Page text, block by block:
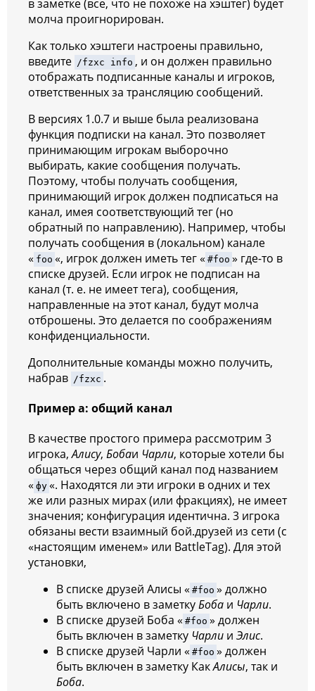
в заметке (все, что не похоже на хэштег) будет
молча проигнорирован.
Как только хэштеги настроены правильно,
введите /fzxc info , и он должен правильно
отображать подписанные каналы и игроков,
ответственных за трансляцию сообщений.
В версиях 1.0.7 и выше была реализована
функция подписки на канал. Это позволяет
принимающим игрокам выборочно
выбирать, какие сообщения получать.
Поэтому, чтобы получать сообщения,
принимающий игрок должен подписаться на
канал, имея соответствующий тег (но
обратный по направлению). Например, чтобы
получать сообщения в (локальном) канале
« foo «, игрок должен иметь тег « #foo » где-то в
списке друзей. Если игрок не подписан на
канал (т. е. не имеет тега), сообщения,
направленные на этот канал, будут молча
отброшены. Это делается по соображениям
конфиденциальности.
Дополнительные команды можно получить,
набрав /fzxc .
Пример а: общий канал
В качестве простого примера рассмотрим 3
игрока,Алису, Бобаи Чарли, которые хотели бы
общаться через общий канал под названием
« фу «. Находятся ли эти игроки в одних и тех
же или разных мирах (или фракциях), не имеет
значения; конфигурация идентична. 3 игрока
обязаны вести взаимный бой.друзей из сети (с
«настоящим именем» или BattleTag). Для этой
установки,
В списке друзей Алисы « #foo » должно
быть включено в заметкуБоба и Чарли.
В списке друзей Боба « #foo » должен
быть включен в заметку Чарли и Элис.
В списке друзей Чарли « #foo » должен
быть включен в заметку КакАлисы, так и
Боба.